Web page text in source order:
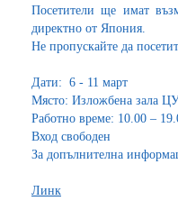
Посетители ще имат
директно от Япония.
Не пропускайте да
Дати: 6 - 11 март
Място: Изложбена зала
Работно време: 10.00 –
Вход свободен
За допълнителна
Линк